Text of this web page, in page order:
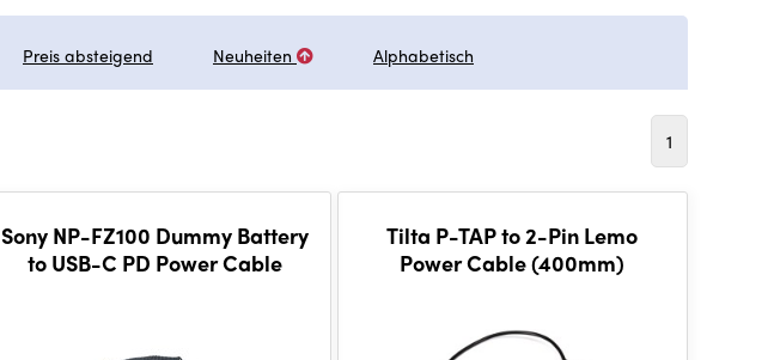
Preis absteigend Neuheiten Alphabetisch
1
Sony NP-FZ100 Dummy Battery
to USB-C PD Power Cable
Tilta P-TAP to 2-Pin Lemo
Power Cable (400mm)